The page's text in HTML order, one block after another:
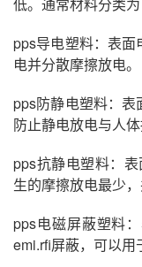
低。通常材料分类为
pps导电塑料：表面
电并分散摩擦放电。
pps防静电塑料：
防止静电放电与人体
pps抗静电塑料：
生的摩擦放电最少
pps电磁屏蔽塑料
emi.rfi屏蔽，可以用